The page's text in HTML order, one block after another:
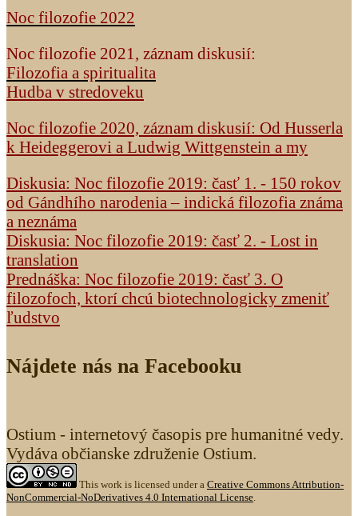
Noc filozofie 2022
Noc filozofie 2021, záznam diskusií:
Filozofia a spiritualita
Hudba v stredoveku
Noc filozofie 2020, záznam diskusií: Od Husserla
k Heideggerovi a Ludwig Wittgenstein a my
Diskusia: Noc filozofie 2019: časť 1. - 150 rokov
od Gándhího narodenia – indická filozofia známa
a neznáma
Diskusia: Noc filozofie 2019: časť 2. - Lost in
translation
Prednáška: Noc filozofie 2019: časť 3. O
filozofoch, ktorí chcú biotechnologicky zmeniť
ľudstvo
Nájdete nás na Facebooku
Ostium - internetový časopis pre humanitné vedy.
Vydáva občianske združenie Ostium.
This work is licensed under a Creative Commons Attribution-
NonCommercial-NoDerivatives 4.0 International License